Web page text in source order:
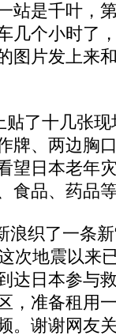
站是千叶，
几个小时了
图片发上来
了十几张现
牌、两边胸
望日本老年
食品、药品
织了一条新
次地震以来
达日本参与
，准备租用
。谢谢网友